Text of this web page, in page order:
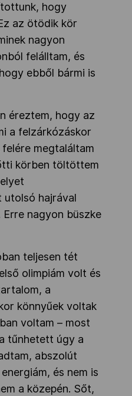
hogy
az ötödik kör
nagyon
felálltam, és
ebből bármi is
éreztem, hogy az
a felzárkózáskor
megtaláltam
körben töltöttem
utolsó hajrával
nagyon büszke
teljesen tét
olimpiám volt és
a
könnyűek voltak
voltam – most
tűnhetett úgy a
abszolút
és nem is
a közepén. Sőt,